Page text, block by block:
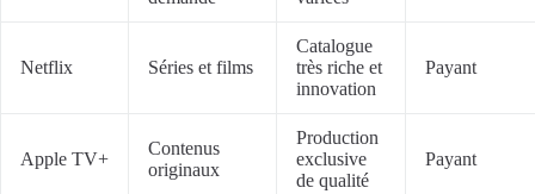
Netflix Séries et films
Catalogue
très riche et
innovation
Payant
Apple TV+
Contenus
originaux
Production
exclusive
de qualité
Payant